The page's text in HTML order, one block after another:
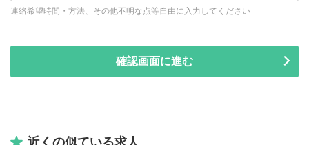
連絡希望時間・方法、その他不明な点等自由に入力してください